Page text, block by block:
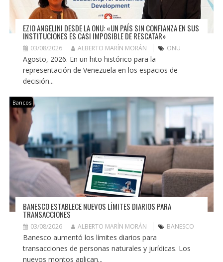
EZIO ANGELINI DESDE LA ONU: «UN PAÍS SIN CONFIANZA EN SUS
INSTITUCIONES ES CASI IMPOSIBLE DE RESCATAR»
03/08/2026 ALBERTO MARÍN MORÁN ONU
Agosto, 2026. En un hito histórico para la
representación de Venezuela en los espacios de
decisión...
Bancos
BANESCO ESTABLECE NUEVOS LÍMITES DIARIOS PARA
TRANSACCIONES
03/08/2026 ALBERTO MARÍN MORÁN BANESCO
Banesco aumentó los límites diarios para
transacciones de personas naturales y jurídicas. Los
nuevos montos aplican...